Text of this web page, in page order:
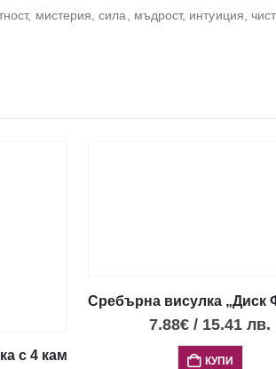
мистерия, сила, мъдрост, интуиция,
с 4 камъка опал и детайли
Сребърна висулка „Диск
7.88€ / 15.41 лв.
КУПИ